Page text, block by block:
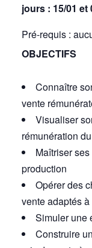
jours : 15/01 et
Pré-requis :
OBJECTIFS
Connaître
vente
Visualiser
rémunération
Maîtriser
production
Opérer des
vente adaptés
Simuler une
Construire